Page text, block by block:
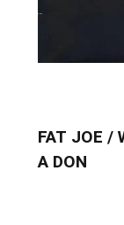
FAT JOE /
A DON